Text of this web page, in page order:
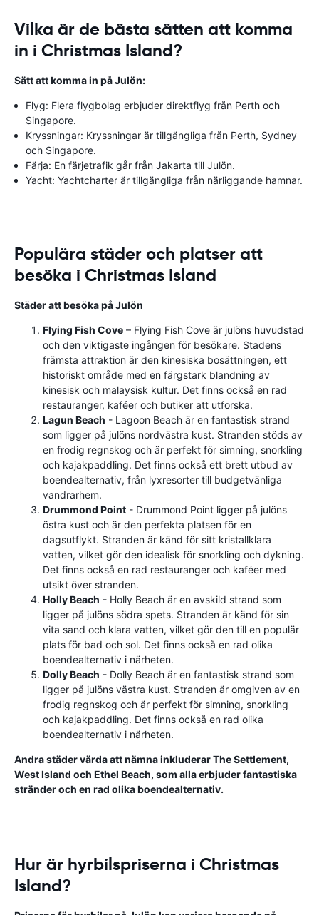
Vilka är de bästa sätten att komma
in i Christmas Island?
Sätt att komma in på Julön:
Flyg: Flera flygbolag erbjuder direktflyg från Perth och
Singapore.
Kryssningar: Kryssningar är tillgängliga från Perth, Sydney
och Singapore.
Färja: En färjetrafik går från Jakarta till Julön.
Yacht: Yachtcharter är tillgängliga från närliggande hamnar.
Populära städer och platser att
besöka i Christmas Island
Städer att besöka på Julön
Flying Fish Cove – Flying Fish Cove är julöns huvudstad
och den viktigaste ingången för besökare. Stadens
främsta attraktion är den kinesiska bosättningen, ett
historiskt område med en färgstark blandning av
kinesisk och malaysisk kultur. Det finns också en rad
restauranger, kaféer och butiker att utforska.
Lagun Beach - Lagoon Beach är en fantastisk strand
som ligger på julöns nordvästra kust. Stranden stöds av
en frodig regnskog och är perfekt för simning, snorkling
och kajakpaddling. Det finns också ett brett utbud av
boendealternativ, från lyxresorter till budgetvänliga
vandrarhem.
Drummond Point - Drummond Point ligger på julöns
östra kust och är den perfekta platsen för en
dagsutflykt. Stranden är känd för sitt kristallklara
vatten, vilket gör den idealisk för snorkling och dykning.
Det finns också en rad restauranger och kaféer med
utsikt över stranden.
Holly Beach - Holly Beach är en avskild strand som
ligger på julöns södra spets. Stranden är känd för sin
vita sand och klara vatten, vilket gör den till en populär
plats för bad och sol. Det finns också en rad olika
boendealternativ i närheten.
Dolly Beach - Dolly Beach är en fantastisk strand som
ligger på julöns västra kust. Stranden är omgiven av en
frodig regnskog och är perfekt för simning, snorkling
och kajakpaddling. Det finns också en rad olika
boendealternativ i närheten.
Andra städer värda att nämna inkluderar The Settlement,
West Island och Ethel Beach, som alla erbjuder fantastiska
stränder och en rad olika boendealternativ.
Hur är hyrbilspriserna i Christmas
Island?